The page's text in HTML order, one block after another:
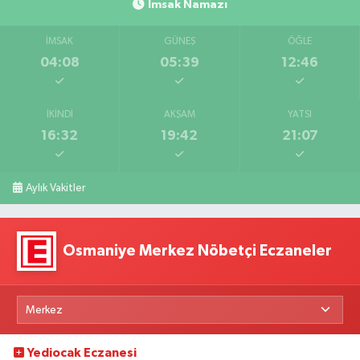
İmsak Namazı
İMSAK
04:08
GÜNEŞ
05:39
ÖĞLE
12:46
İKINDI
16:32
AKŞAM
19:42
YATSI
21:07
Aylık Vakitler
Osmaniye Merkez Nöbetçi Eczaneler
Yediocak Eczanesi